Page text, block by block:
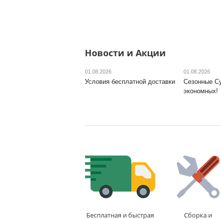
Новости и Акции
01.08.2026
Условия бесплатной доставки
01.08.2026
Сезонные
экономных!
Бесплатная и быстрая
Сборка и